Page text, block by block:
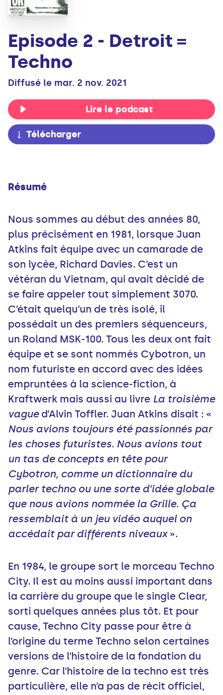
Episode 2 - Detroit =
Techno
Diffusé le mar. 2 nov. 2021
Lire le podcast
Télécharger
Résumé
Nous sommes au début des années 80,
plus précisément en 1981, lorsque Juan
Atkins fait équipe avec un camarade de
son lycée, Richard Davies. C’est un
vétéran du Vietnam, qui avait décidé de
se faire appeler tout simplement 3070.
C’était quelqu’un de très isolé, il
possédait un des premiers séquenceurs,
un Roland MSK-100. Tous les deux ont fait
équipe et se sont nommés Cybotron, un
nom futuriste en accord avec des idées
empruntées à la science-fiction, à
Kraftwerk mais aussi au livre La troisième
vagued’Alvin Toffler. Juan Atkins disait : «
Nous avions toujours été passionnés par
les choses futuristes. Nous avions tout
un tas de concepts en tête pour
Cybotron, comme un dictionnaire du
parler techno ou une sorte d’idée globale
que nous avions nommée la Grille. Ça
ressemblait à un jeu vidéo auquel on
accédait par différents niveaux».
En 1984, le groupe sort le morceau Techno
City. Il est au moins aussi important dans
la carrière du groupe que le single Clear,
sorti quelques années plus tôt. Et pour
cause, Techno City passe pour être à
l’origine du terme Techno selon certaines
versions de l’histoire de la fondation du
genre. Car l’histoire de la techno est très
particulière, elle n’a pas de récit officiel,